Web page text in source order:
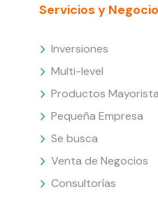
Servicios y
Inversiones
Multi-level
Productos
Pequeña Empresa
Se busca
Venta de Negocios
Consultorías